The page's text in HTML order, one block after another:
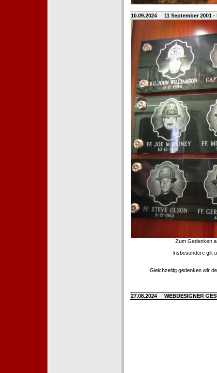
10.09.2024 11 September 2001
Zum Gedenken
Insbesondere gilt
Gleichzeitig gedenken wir
27.08.2024 WEBDESIGNER